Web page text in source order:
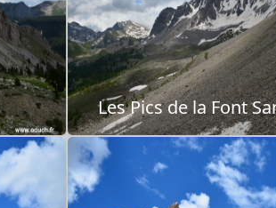
Les Pics de la Font